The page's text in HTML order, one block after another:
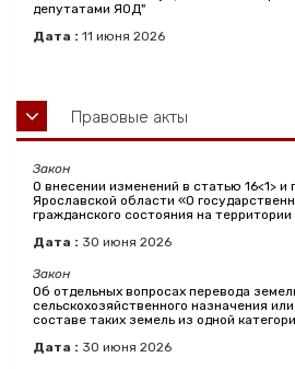
депутатами ЯОД"
Дата : 11 июня 2026
Правовые акты
Закон
О внесении изменений в статью 16<1> и
Ярославской области «О
гражданского состояния на
Дата : 30 июня 2026
Закон
Об отдельных вопросах перевода
сельскохозяйственного назначения
составе таких земель из одной
Дата : 30 июня 2026